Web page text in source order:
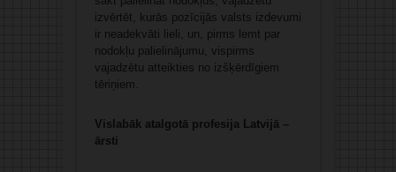
izvērtēt, kurās pozīcijās valsts izdevumi
ir neadekvāti lieli, un, pirms lemt par
nodokļu palielinājumu, vispirms
vajadzētu atteikties no izšķērdīgiem
tēriņiem.
Vislabāk atalgotā profesija Latvijā –
ārsti